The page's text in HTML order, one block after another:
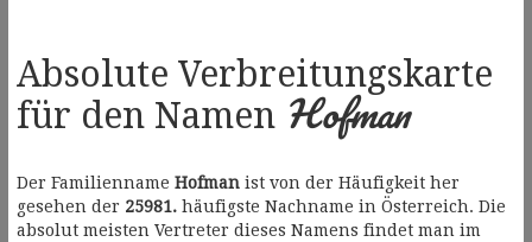
Absolute Verbreitungskarte
für den Namen Hofman
Der Familienname Hofman ist von der Häufigkeit her
gesehen der 25981. häufigste Nachname in Österreich. Die
absolut meisten Vertreter dieses Namens findet man im